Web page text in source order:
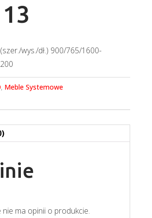
(szer./wys./dł.) 900/765/1600-
200
, Meble Systemowe
nie ma opinii o produkcie.